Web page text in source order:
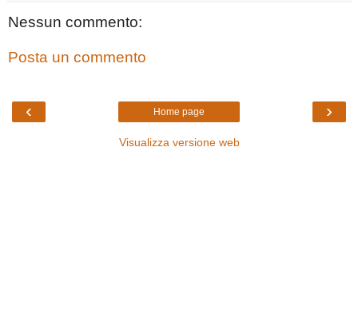
Nessun commento:
Posta un commento
‹ ›
Home page
Visualizza versione web